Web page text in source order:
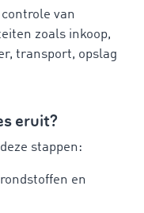
van
zoals inkoop,
transport, opslag
eruit?
stappen:
en